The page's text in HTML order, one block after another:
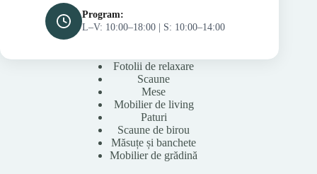
Program:
L–V: 10:00–18:00 | S: 10:00–14:00
Fotolii de relaxare
Scaune
Mese
Mobilier de living
Paturi
Scaune de birou
Măsuțe și banchete
Mobilier de grădină